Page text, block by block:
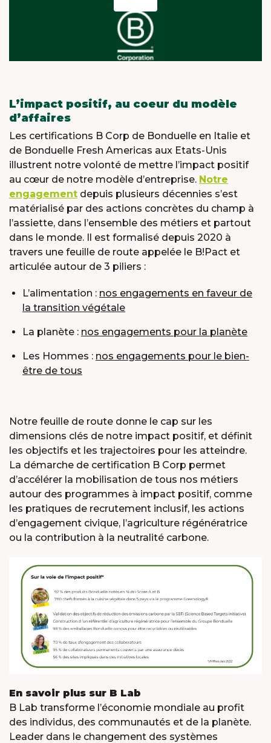
L’impact positif, au coeur du modèle
d’affaires
Les certifications B Corp de Bonduelle en Italie et
de Bonduelle Fresh Americas aux Etats-Unis
illustrent notre volonté de mettre l’impact positif
au cœur de notre modèle d’entreprise. Notre
engagement depuis plusieurs décennies s’est
matérialisé par des actions concrètes du champ à
l’assiette, dans l’ensemble des métiers et partout
dans le monde. Il est formalisé depuis 2020 à
travers une feuille de route appelée le B!Pact et
articulée autour de 3 piliers :
L’alimentation : nos engagements en faveur de
la transition végétale
La planète : nos engagements pour la planète
Les Hommes : nos engagements pour le bien-
être de tous
Notre feuille de route donne le cap sur les
dimensions clés de notre impact positif, et définit
les objectifs et les trajectoires pour les atteindre.
La démarche de certification B Corp permet
d’accélérer la mobilisation de tous nos métiers
autour des programmes à impact positif, comme
les pratiques de recrutement inclusif, les actions
d’engagement civique, l’agriculture régénératrice
ou la contribution à la neutralité carbone.
En savoir plus sur B Lab
B Lab transforme l’économie mondiale au profit
des individus, des communautés et de la planète.
Leader dans le changement des systèmes